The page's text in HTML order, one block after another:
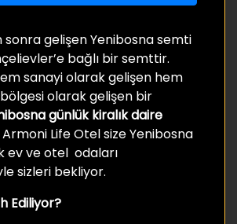
sonra gelişen Yenibosna semti
bağlı bir semttir.
sanayi olarak gelişen hem
olarak gelişen bir
günlük kiralık daire
Armoni Life Otel size Yenibosna
ev ve otel odaları
sizleri bekliyor.
Ediliyor?